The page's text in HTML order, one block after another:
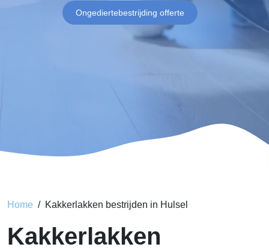
Ongediertebestrijding offerte
Home Kakkerlakken bestrijden in Hulsel
Kakkerlakken